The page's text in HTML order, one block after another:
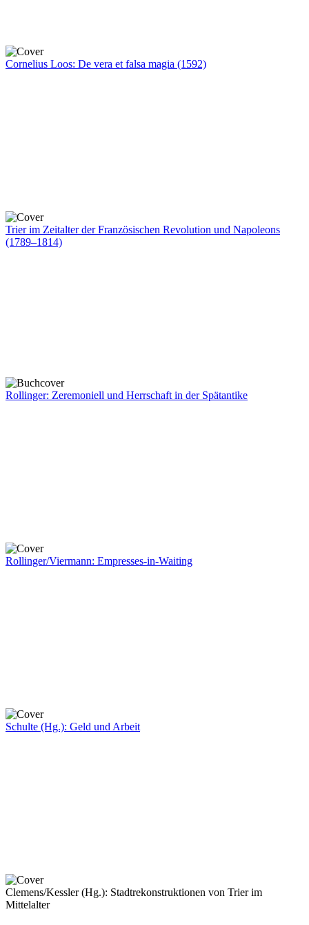
Cornelius Loos: De vera et falsa magia (1592)
Trier im Zeitalter der Französischen Revolution und Napoleons
(1789–1814)
Rollinger: Zeremoniell und Herrschaft in der Spätantike
Rollinger/Viermann: Empresses-in-Waiting
Schulte (Hg.): Geld und Arbeit
Clemens/Kessler (Hg.): Stadtrekonstruktionen von Trier im
Mittelalter